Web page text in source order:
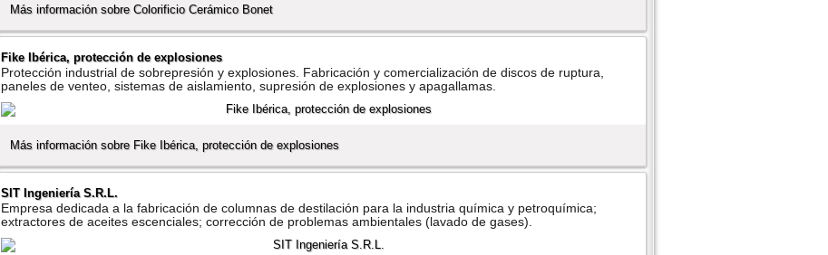
Más información sobre Colorificio Cerámico Bonet
Fike Ibérica, protección de explosiones
Protección industrial de sobrepresión y explosiones. Fabricación y comercialización de discos de ruptura,
paneles de venteo, sistemas de aislamiento, supresión de explosiones y apagallamas.
Más información sobre Fike Ibérica, protección de explosiones
SIT Ingenierí­a S.R.L.
Empresa dedicada a la fabricación de columnas de destilación para la industria quí­mica y petroquí­mica;
extractores de aceites escenciales; corrección de problemas ambientales (lavado de gases).